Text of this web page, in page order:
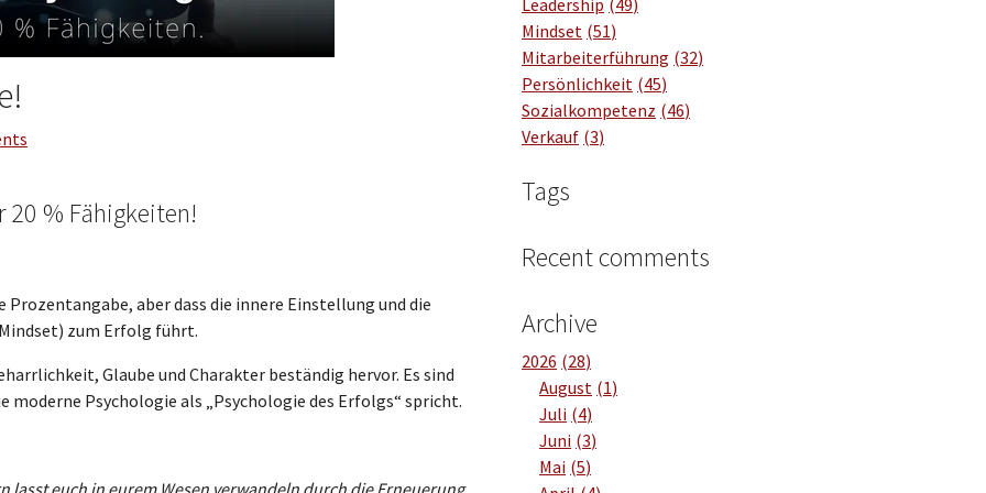
20 % Fähigkeiten!
aber dass die innere Einstellung und die
zum Erfolg führt.
Glaube und Charakter beständig hervor. Es sind
Psychologie als „Psychologie des Erfolgs“ spricht.
lasst euch in eurem Wesen verwandeln durch die Erneuerung
Mindset 51
Mitarbeiterführung 32
Persönlichkeit 45
Sozialkompetenz 46
Verkauf 3
Tags
Recent comments
Archive
2026 28
August 1
Juli 4
Juni 3
Mai 5